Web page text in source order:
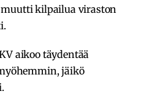
kilpailua viraston
aikoo täydentää
jäikö